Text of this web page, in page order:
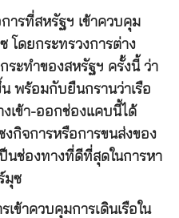
ารที่สหรัฐฯ เข้าควบคุม
โดยกระทรวงการต่าง
ะทำของสหรัฐฯ ครั้งนี้ ว่า
พร้อมกับยืนกรานว่าเรือ
เข้า-ออกช่องแคบนี้ได้
งกิจการหรือการขนส่งของ
นช่องทางที่ดีที่สุดในการหา
มุซ
ข้าควบคุมการเดินเรือใน